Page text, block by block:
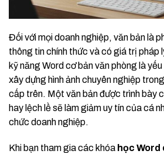
Đối với mọi doanh nghiệp, văn bản là
thông tin chính thức và có giá trị pháp
kỹ năng Word cơ bản văn phòng là
xây dựng hình ảnh chuyên nghiệp
cấp trên. Một văn bản được trình bày
hay lệch lề sẽ làm giảm uy tín của cá
chức doanh nghiệp.
Khi bạn tham gia các khóa học Word